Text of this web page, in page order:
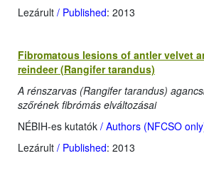
Lezárult / Published: 2013
Fibromatous lesions of antler velvet
reindeer (Rangifer tarandus)
A rénszarvas (Rangifer tarandus)
szőrének fibrómás elváltozásai
NÉBIH-es kutatók / Authors (NFCSO
Lezárult / Published: 2013